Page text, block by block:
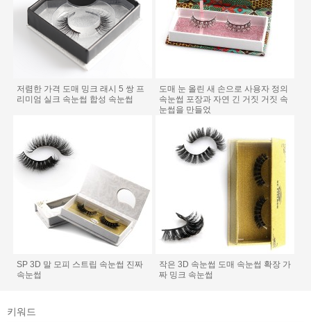
저렴한 가격 도매 밍크 래시 5 쌍 프
리미엄 실크 속눈썹 합성 속눈썹
도매 눈 올린 새 손으로 사용자 정의
속눈썹 포장과 자연 긴 거짓 거짓 속
눈썹을 만들었
SP 3D 말 모피 스트립 속눈썹 진짜
속눈썹
작은 3D 속눈썹 도매 속눈썹 확장 가
짜 밍크 속눈썹
키워드